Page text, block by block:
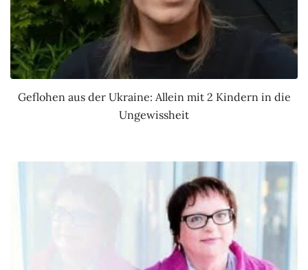
Geflohen aus der Ukraine: Allein mit 2 Kindern in die
Ungewissheit